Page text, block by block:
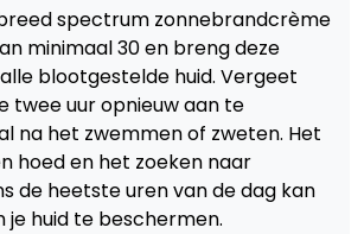
spectrum zonnebrandcrème
minimaal 30 en breng deze
blootgestelde huid. Vergeet
twee uur opnieuw aan te
na het zwemmen of zweten. Het
hoed en het zoeken naar
de heetste uren van de dag kan
je huid te beschermen.